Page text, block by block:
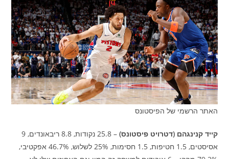
האתר הרשמי של הפיסטונס
קייד קנינגהם (דטרויט פיסטונס)
– 25.8 נקודות, 8.8 ריבאונדים, 9
אסיסטים, 1.5 חטיפות, 1.5 חסימות, 25% לשלוש, 46.7% אפקטיבי,